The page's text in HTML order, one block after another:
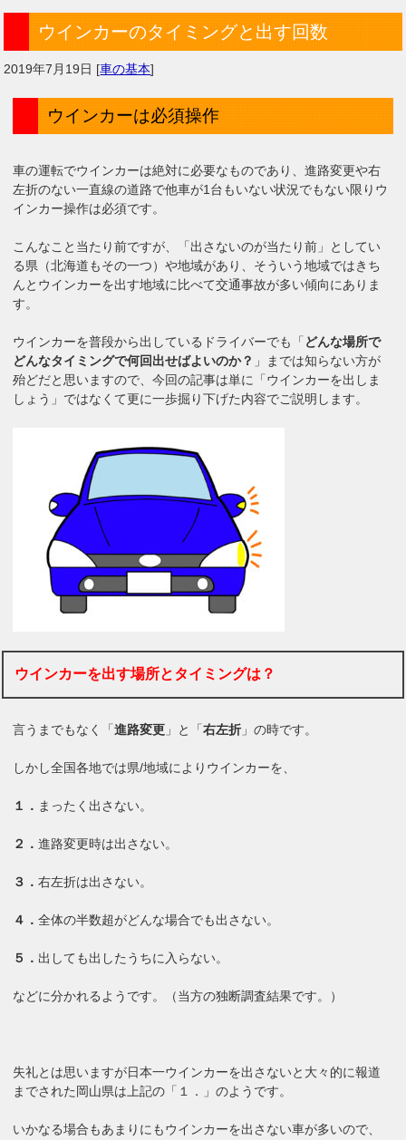
ウインカーのタイミングと出す回数
2019年7月19日 [車の基本]
ウインカーは必須操作
車の運転でウインカーは絶対に必要なものであり、進路変更や右
左折のない一直線の道路で他車が1台もいない状況でもない限りウ
インカー操作は必須です。
こんなこと当たり前ですが、「出さないのが当たり前」としてい
る県（北海道もその一つ）や地域があり、そういう地域ではきち
んとウインカーを出す地域に比べて交通事故が多い傾向にありま
す。
ウインカーを普段から出しているドライバーでも「どんな場所で
どんなタイミングで何回出せばよいのか？ 」までは知らない方が
殆どだと思いますので、今回の記事は単に「ウインカーを出しま
しょう」ではなくて更に一歩掘り下げた内容でご説明します。
ウインカーを出す場所とタイミングは？
言うまでもなく「進路変更 」と「右左折 」の時です。
しかし全国各地では県/地域によりウインカーを、
１． まったく出さない。
２．進路変更時は出さない。
３．右左折は出さない。
４．全体の半数超がどんな場合でも出さない。
５． 出しても出したうちに入らない。
などに分かれるようです。（当方の独断調査結果です。）
失礼とは思いますが日本一ウインカーを出さないと大々的に報道
までされた岡山県は上記の「１．」のようです。
いかなる場合もあまりにもウインカーを出さない車が多いので、